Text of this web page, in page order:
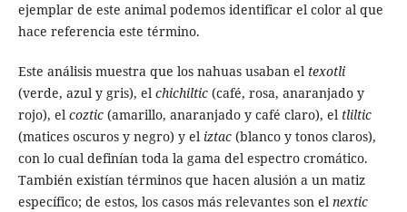
ejemplar de este animal podemos identificar el color al que
hace referencia este término.
Este análisis muestra que los nahuas usaban el texotli
(verde, azul y gris), el chichiltic(café, rosa, anaranjado y
rojo), el coztic(amarillo, anaranjado y café claro), el tliltic
(matices oscuros y negro) y el iztac(blanco y tonos claros),
con lo cual definían toda la gama del espectro cromático.
También existían términos que hacen alusión a un matiz
específico; de estos, los casos más relevantes son el nextic